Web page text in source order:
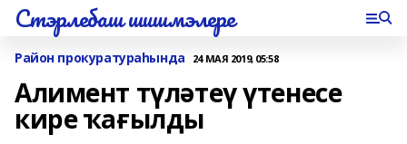
Стэрлебаш шишмэлере
Район прокуратураһында 24 МАЯ 2019, 05:58
Алимент түләтеү үтенесе
кире ҡағылды